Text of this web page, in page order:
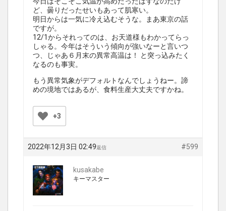
ど、曇りだったせいもあって肌寒い。
明日からは一気に冷え込むそうな。まあ東京の話
ですが。
12/1からそれってのは、お天道様もわかってらっ
しゃる。今年はそういう傾向が強いなーと言いつ
つ、じゃあ６月末の異常高温は！ と突っ込みたく
なるのも事実。
もう異常気象がデフォルトなんでしょうねー。諦
めの境地ではあるが、食料生産大丈夫ですかね。
+3
2022年12月3日 02:49 #599
返信
kusakabe
キーマスター